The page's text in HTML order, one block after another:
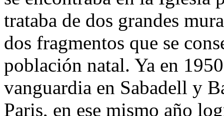
trataba de dos grandes
dos fragmentos que se
población natal. Ya en
vanguardia en Sabadell y
Paris, en ese mismo año